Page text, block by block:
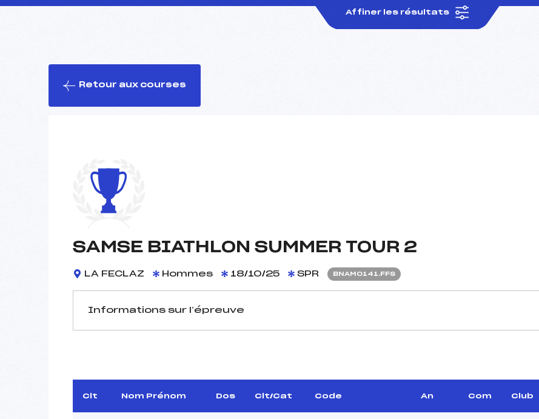
Affiner les résultats
Retour aux courses
SAMSE BIATHLON SUMMER TOUR 2
LA FECLAZ Hommes 18/10/25 SPR BNAM0141.FFS
Informations sur l’épreuve
D.T Adjoint :
TUETEY ROMAIN (MJ)
Dir. Epreuve :
CAVIGLIA JÉRÔME (SA)
Distance :
Point Haut :
Clt Nom Prénom Dos Clt/Cat Code An Com Club